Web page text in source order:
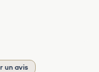
un avis